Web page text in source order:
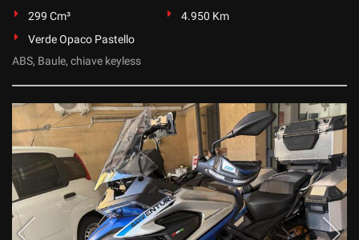
299 Cm³
4.950 Km
Verde Opaco Pastello
ABS, Baule, chiave keyless